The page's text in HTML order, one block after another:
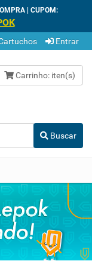
| CUPOM:
Entrar
Carrinho: iten(s)
Buscar